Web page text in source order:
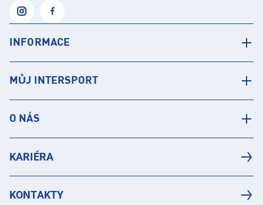
INFORMACE
MŮJ INTERSPORT
O NÁS
KARIÉRA
KONTAKTY